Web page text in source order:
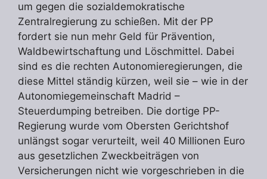
um gegen die sozialdemokratische
Zentralregierung zu schießen. Mit der PP
fordert sie nun mehr Geld für Prävention,
Waldbewirtschaftung und Löschmittel. Dabei
sind es die rechten Autonomieregierungen, die
diese Mittel ständig kürzen, weil sie – wie in der
Autonomiegemeinschaft Madrid –
Steuerdumping betreiben. Die dortige PP-
Regierung wurde vom Obersten Gerichtshof
unlängst sogar verurteilt, weil 40 Millionen Euro
aus gesetzlichen Zweckbeiträgen von
Versicherungen nicht wie vorgeschrieben in die